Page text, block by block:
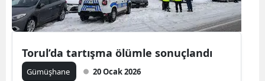
Torul’da tartışma ölümle sonuçlandı
Gümüşhane 20 Ocak 2026